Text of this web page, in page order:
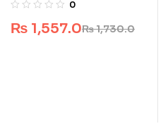
0
₨1,730.0
₨ 1,557.0